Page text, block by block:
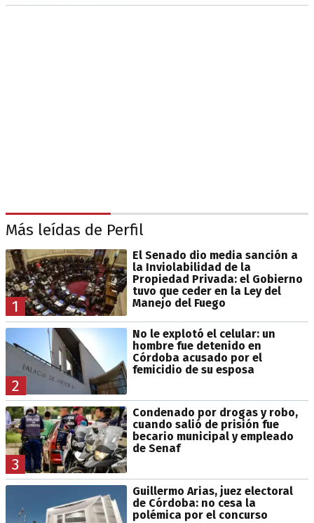
Más leídas de Perfil
1
El Senado dio media sanción a
la Inviolabilidad de la
Propiedad Privada: el Gobierno
tuvo que ceder en la Ley del
Manejo del Fuego
2
No le explotó el celular: un
hombre fue detenido en
Córdoba acusado por el
femicidio de su esposa
3
Condenado por drogas y robo,
cuando salió de prisión fue
becario municipal y empleado
de Senaf
Guillermo Arias, juez electoral
de Córdoba: no cesa la
polémica por el concurso